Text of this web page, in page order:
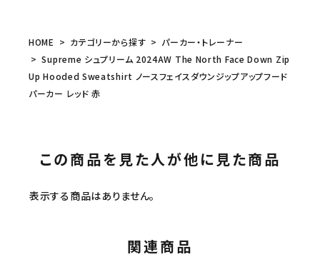
HOME カテゴリーから探す
パーカー・トレーナー
Supreme シュプリーム 2024AW The North Face Down Zip
Up Hooded Sweatshirt ノースフェイスダウンジップアップフード
パーカー レッド 赤
この商品を見た人が他に見た商品
表示する商品はありません。
関連商品